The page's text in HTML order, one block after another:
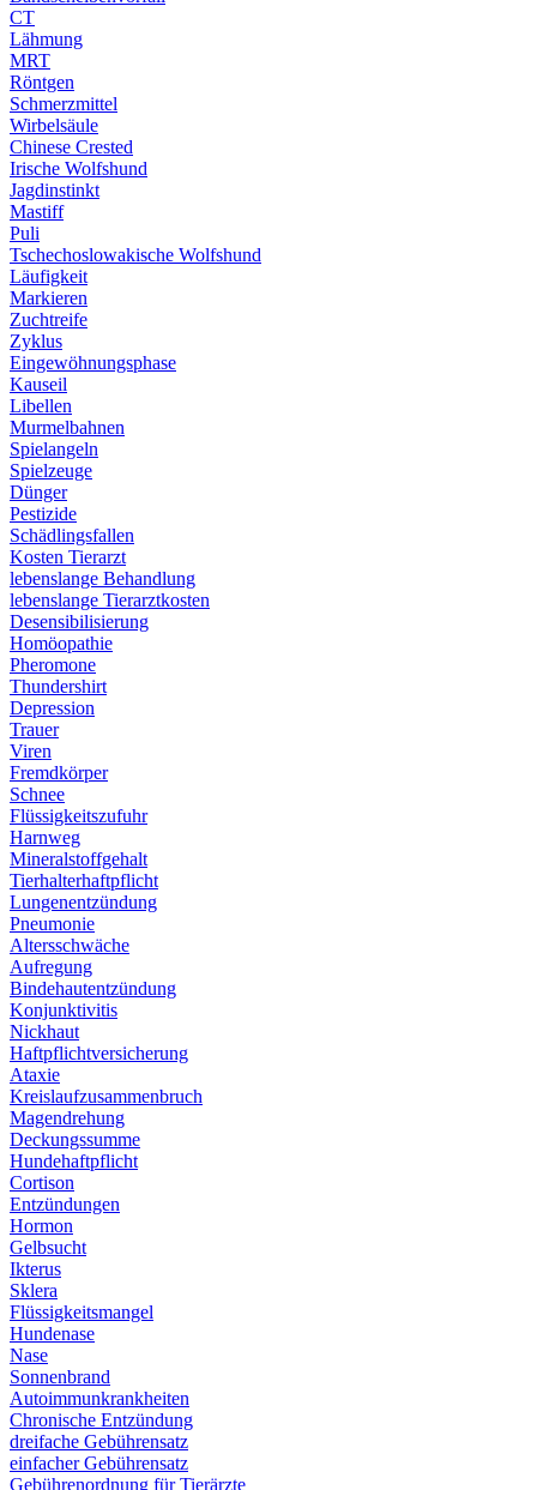
CT
Lähmung
MRT
Röntgen
Schmerzmittel
Wirbelsäule
Chinese Crested
Irische Wolfshund
Jagdinstinkt
Mastiff
Puli
Tschechoslowakische Wolfshund
Läufigkeit
Markieren
Zuchtreife
Zyklus
Eingewöhnungsphase
Kauseil
Libellen
Murmelbahnen
Spielangeln
Spielzeuge
Dünger
Pestizide
Schädlingsfallen
Kosten Tierarzt
lebenslange Behandlung
lebenslange Tierarztkosten
Desensibilisierung
Homöopathie
Pheromone
Thundershirt
Depression
Trauer
Viren
Fremdkörper
Schnee
Flüssigkeitszufuhr
Harnweg
Mineralstoffgehalt
Tierhalterhaftpflicht
Lungenentzündung
Pneumonie
Altersschwäche
Aufregung
Bindehautentzündung
Konjunktivitis
Nickhaut
Haftpflichtversicherung
Ataxie
Kreislaufzusammenbruch
Magendrehung
Deckungssumme
Hundehaftpflicht
Cortison
Entzündungen
Hormon
Gelbsucht
Ikterus
Sklera
Flüssigkeitsmangel
Hundenase
Nase
Sonnenbrand
Autoimmunkrankheiten
Chronische Entzündung
dreifache Gebührensatz
einfacher Gebührensatz
Gebührenordnung für Tierärzte